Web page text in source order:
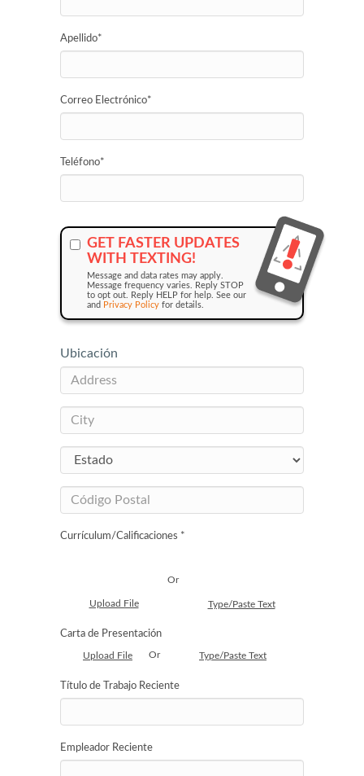
Apellido*
Correo Electrónico*
Teléfono*
GET FASTER UPDATES
WITH TEXTING!
Message and data rates may apply.
Message frequency varies. Reply STOP
to opt out. Reply HELP for help. See our
and Privacy Policy for details.
Ubicación
Currículum/Calificaciones *
Upload File
Or
Type/Paste Text
Carta de Presentación
Upload File Or Type/Paste Text
Título de Trabajo Reciente
Empleador Reciente